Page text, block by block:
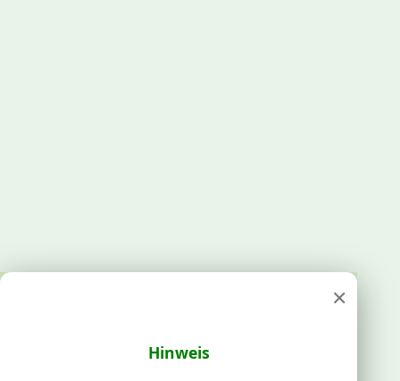
×
Hinweis